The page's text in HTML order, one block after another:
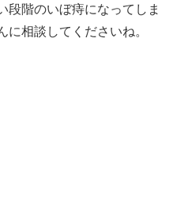
段階のいぼ痔になってしま
に相談してくださいね。